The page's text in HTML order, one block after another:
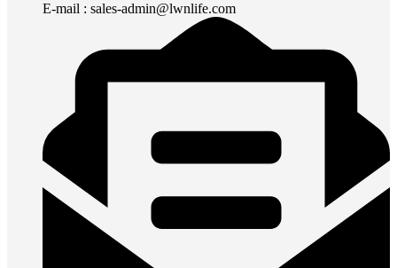
E-mail : sales-admin@lwnlife.com